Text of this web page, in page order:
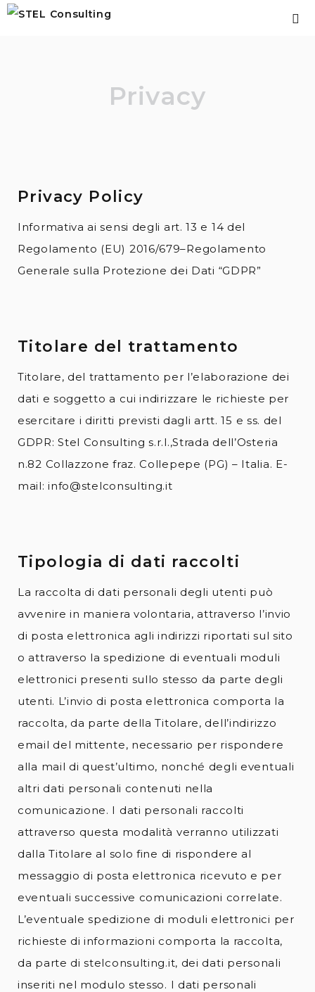
Privacy
Privacy Policy
Informativa ai sensi degli art. 13 e 14 del
Regolamento (EU) 2016/679–Regolamento
Generale sulla Protezione dei Dati “GDPR”
Titolare del trattamento
Titolare, del trattamento per l’elaborazione dei
dati e soggetto a cui indirizzare le richieste per
esercitare i diritti previsti dagli artt. 15 e ss. del
GDPR: Stel Consulting s.r.l.,Strada dell’Osteria
n.82 Collazzone fraz. Collepepe (PG) – Italia. E-
mail: info@stelconsulting.it
Tipologia di dati raccolti
La raccolta di dati personali degli utenti può
avvenire in maniera volontaria, attraverso l’invio
di posta elettronica agli indirizzi riportati sul sito
o attraverso la spedizione di eventuali moduli
elettronici presenti sullo stesso da parte degli
utenti. L’invio di posta elettronica comporta la
raccolta, da parte della Titolare, dell’indirizzo
email del mittente, necessario per rispondere
alla mail di quest’ultimo, nonché degli eventuali
altri dati personali contenuti nella
comunicazione. I dati personali raccolti
attraverso questa modalità verranno utilizzati
dalla Titolare al solo fine di rispondere al
messaggio di posta elettronica ricevuto e per
eventuali successive comunicazioni correlate.
L’eventuale spedizione di moduli elettronici per
richieste di informazioni comporta la raccolta,
da parte di stelconsulting.it, dei dati personali
inseriti nel modulo stesso. I dati personali